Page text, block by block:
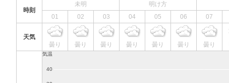
時刻
未明 明け方
01
02 03 04 05 06 07
天気
曇り
曇り 曇り 曇り 曇り 曇り 曇り